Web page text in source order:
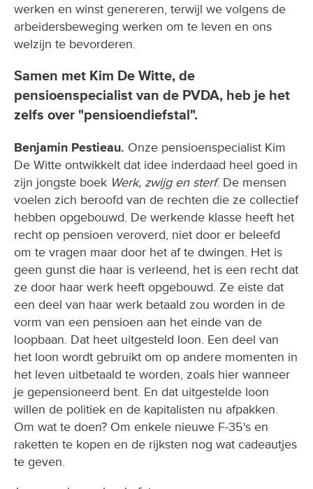
werken en winst genereren, terwijl we volgens de
arbeidersbeweging werken om te leven en ons
welzijn te bevorderen.
Samen met Kim De Witte, de
pensioenspecialist van de PVDA, heb je het
zelfs over "pensioendiefstal".
Benjamin Pestieau. Onze pensioenspecialist Kim
De Witte ontwikkelt dat idee inderdaad heel goed in
zijn jongste boek Werk, zwijg en sterf. De mensen
voelen zich beroofd van de rechten die ze collectief
hebben opgebouwd. De werkende klasse heeft het
recht op pensioen veroverd, niet door er beleefd
om te vragen maar door het af te dwingen. Het is
geen gunst die haar is verleend, het is een recht dat
ze door haar werk heeft opgebouwd. Ze eiste dat
een deel van haar werk betaald zou worden in de
vorm van een pensioen aan het einde van de
loopbaan. Dat heet uitgesteld loon. Een deel van
het loon wordt gebruikt om op andere momenten in
het leven uitbetaald te worden, zoals hier wanneer
je gepensioneerd bent. En dat uitgestelde loon
willen de politiek en de kapitalisten nu afpakken.
Om wat te doen? Om enkele nieuwe F-35's en
raketten te kopen en de rijksten nog wat cadeautjes
te geven.